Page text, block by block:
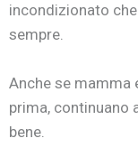
incondizionato
sempre.
Anche se mamma
prima, continuano
bene.